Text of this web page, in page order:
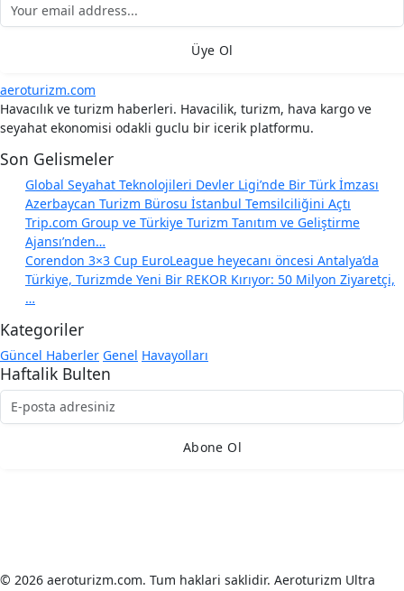
Üye Ol
aeroturizm.com
Havacılık ve turizm haberleri. Havacilik, turizm, hava kargo ve
seyahat ekonomisi odakli guclu bir icerik platformu.
Son Gelismeler
Global Seyahat Teknolojileri Devler Ligi’nde Bir Türk İmzası
Azerbaycan Turizm Bürosu İstanbul Temsilciliğini Açtı
Trip.com Group ve Türkiye Turizm Tanıtım ve Geliştirme
Ajansı’nden…
Corendon 3×3 Cup EuroLeague heyecanı öncesi Antalya’da
Türkiye, Turizmde Yeni Bir REKOR Kırıyor: 50 Milyon Ziyaretçi,
…
Kategoriler
Güncel Haberler Genel Havayolları
Haftalik Bulten
Abone Ol
© 2026 aeroturizm.com. Tum haklari saklidir. Aeroturizm Ultra